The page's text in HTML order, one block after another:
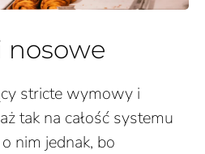
nosowe
stricte wymowy i
tak na całość systemu
nim jednak, bo